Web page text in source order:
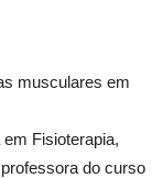
musculares em
Fisioterapia,
do curso